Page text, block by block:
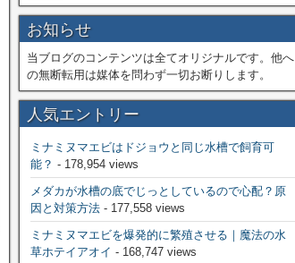
お知らせ
当ブログのコンテンツは全てオリジナルです。他へ
の無断転用は媒体を問わず一切お断りします。
人気エントリー
ミナミヌマエビはドジョウと同じ水槽で飼育可
能？ - 178,954 views
メダカが水槽の底でじっとしているので心配？原
因と対策方法- 177,558 views
ミナミヌマエビを爆発的に繁殖させる｜魔法の水
草ホテイアオイ - 168,747 views